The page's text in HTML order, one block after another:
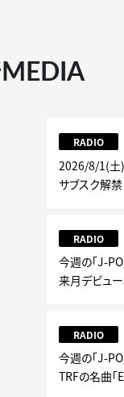
MEDIA
RADIO
2026/8/1(土)
サブスク解
RADIO
今週の「J-
来月デビュ
RADIO
今週の「J-
TRFの名曲「